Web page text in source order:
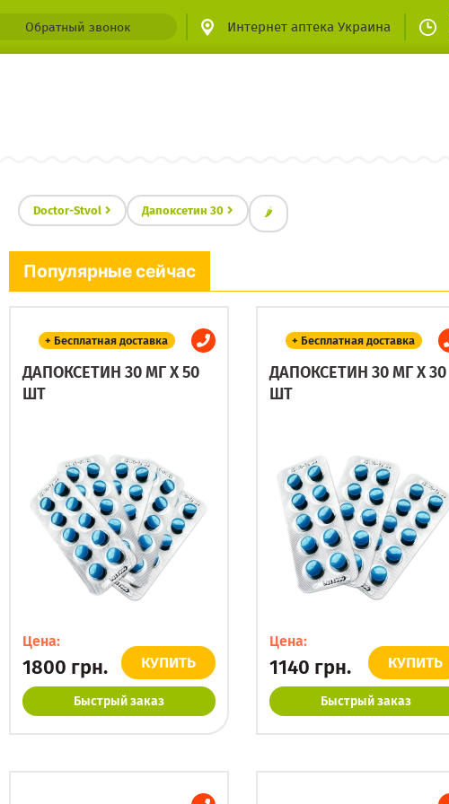
Обратный звонок Интернет аптека Украина
Doctor-Stvol Дапоксетин 30 🌶
Популярные сейчас
+ Бесплатная доставка
ДАПОКСЕТИН 30 МГ X 50
ШТ
Цена:
1800 грн. КУПИТЬ
Быстрый заказ
+ Бесплатная доставка
ДАПОКСЕТИН 30 МГ X 30
ШТ
Цена:
1140 грн. КУПИТЬ
Быстрый заказ